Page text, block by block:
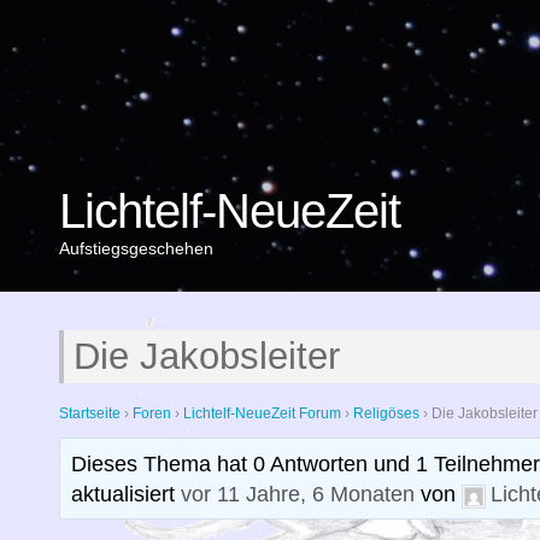
Lichtelf-NeueZeit
Aufstiegsgeschehen
Die Jakobsleiter
Startseite › Foren › Lichtelf-NeueZeit Forum › Religöses › Die Jakobsleiter
Dieses Thema hat 0 Antworten und 1
aktualisiertvor 11 Jahre, 6 Monaten von